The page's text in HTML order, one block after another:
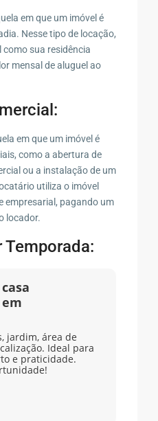
em que um imóvel é
Nesse tipo de locação,
sua residência
mensal de aluguel ao
em que um imóvel é
como a abertura de
ou a instalação de um
utiliza o imóvel
empresarial, pagando um
locador.
jardim, área de
Ideal para
e praticidade.